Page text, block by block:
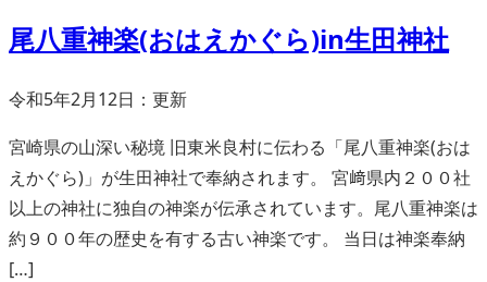
尾八重神楽(おはえかぐら)in生田神社
令和5年2月12日：更新
宮崎県の山深い秘境 旧東米良村に伝わる「尾八重神楽(おは
えかぐら)」が生田神社で奉納されます。 宮﨑県内２００社
以上の神社に独自の神楽が伝承されています。尾八重神楽は
約９００年の歴史を有する古い神楽です。 当日は神楽奉納
[…]